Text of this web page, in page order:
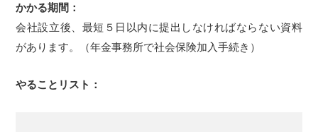
かかる期間：
会社設立後、最短５日以内に提出しなければならない資料
があります。（年金事務所で社会保険加入手続き）
やることリスト：